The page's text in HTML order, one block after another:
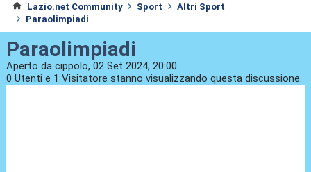
Lazio.net Community Sport
Altri Sport
Paraolimpiadi
Paraolimpiadi
Aperto da cippolo, 02 Set 2024, 20:00
0 Utenti e 1 Visitatore stanno visualizzando questa discussione.